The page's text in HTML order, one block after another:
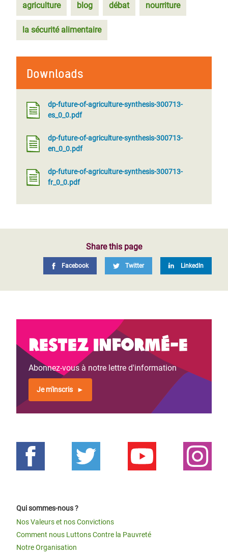
agriculture blog débat nourriture
la sécurité alimentaire
Downloads
dp-future-of-agriculture-synthesis-300713-
es_0_0.pdf
dp-future-of-agriculture-synthesis-300713-
en_0_0.pdf
dp-future-of-agriculture-synthesis-300713-
fr_0_0.pdf
Share this page
Facebook Twitter LinkedIn
Restez informé-e
Abonnez-vous à notre lettre d'information
Je m'inscris
Qui sommes-nous ?
Nos Valeurs et nos Convictions
Comment nous Luttons Contre la Pauvreté
Notre Organisation